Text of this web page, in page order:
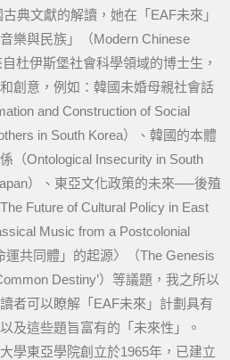
典文獻的解讀，她在「EAF未來」
樂與民族」（Modern Chinese
杜伊斯堡社會科學領域的博士生，
創意，例如：韓國未婚母親社會話
and Construction of Social
in South Korea）、韓國的本體
（Ontological Insecurity in South
）、東亞文化政策的未來──後殖
Future of Cultural Policy in East
Music from a Postcolonial
共同體」的起源〉（The Genesis
Destiny’）等議題，我之所以
者可以瞭解「EAF未來」計劃具有
及這些題旨富有的「未來性」。
學東亞學院創立於1965年，已建立